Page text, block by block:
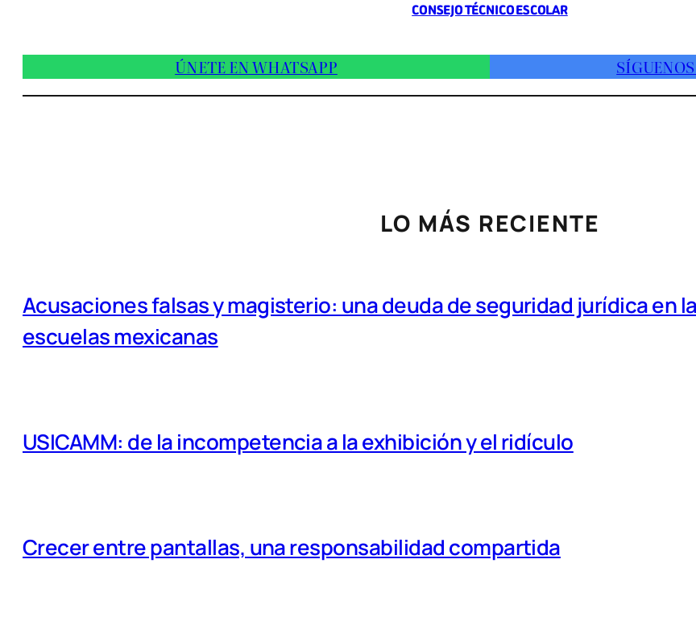
CONSEJO TÉCNICO ESCOLAR
ÚNETE EN WHATSAPP
LO MÁS RECIENTE
Acusaciones falsas y magisterio: una deuda de seguridad jurídica en
escuelas mexicanas
USICAMM: de la incompetencia a la exhibición y el ridículo
Crecer entre pantallas, una responsabilidad compartida